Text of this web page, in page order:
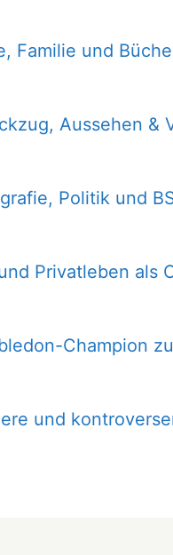
Familie und
Aussehen &
Politik und
Privatleben als
Champion
und